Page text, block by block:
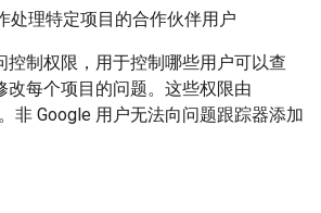
处理特定项目的合作伙伴用户
控制权限，用于控制哪些用户可以查
改每个项目的问题。这些权限由
非 Google 用户无法向问题跟踪器添加